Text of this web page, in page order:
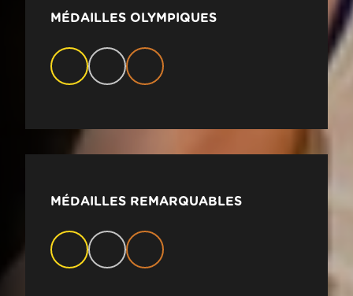
MÉDAILLES OLYMPIQUES
MÉDAILLES REMARQUABLES